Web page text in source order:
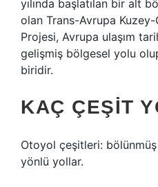
yılında başlatılan bir alt
olan Trans-Avrupa
Projesi, Avrupa ulaşım
gelişmiş bölgesel yolu
biridir.
KAÇ ÇEŞIT
Otoyol çeşitleri:
yönlü yollar.